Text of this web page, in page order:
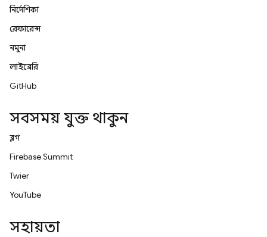
নির্দেশিকা
রেফারেন্স
নমুনা
লাইব্রেরি
GitHub
সবসময় যুক্ত থাকুন
ব্লগ
Firebase Summit
Twitter
YouTube
সহায়তা